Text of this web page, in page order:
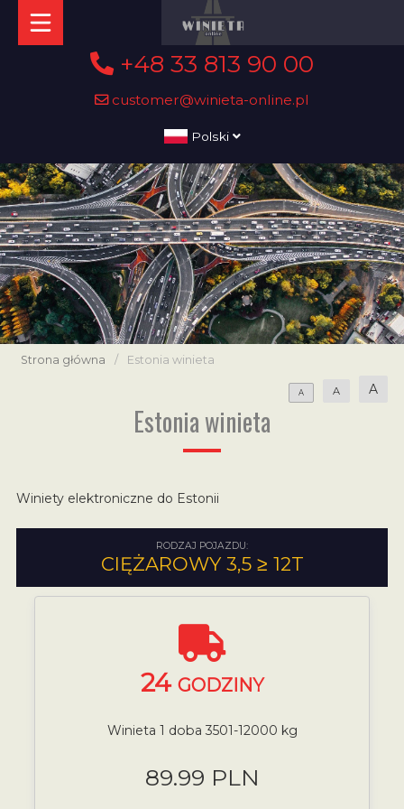
+48 33 813 90 00
customer@winieta-online.pl
Polski
Strona główna / Estonia winieta
A A A
Estonia winieta
Winiety elektroniczne do Estonii
RODZAJ POJAZDU:
CIĘŻAROWY 3,5 ≥ 12T
24 GODZINY
Winieta 1 doba 3501-12000 kg
89.99 PLN